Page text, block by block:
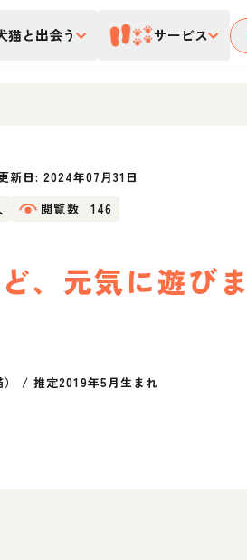
猫と出会う サービス
新日: 2024年07月31日
閲覧数 146
、元気に遊びま
/推定2019年5月生まれ